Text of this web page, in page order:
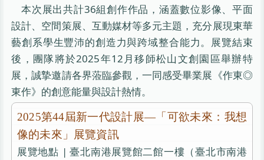
本次展出共計36組創作作品，涵蓋數位影像、平面
設計、空間策展、互動媒材等多元主題，充分展現東華
藝創系學生豐沛的創造力與跨域整合能力。展覽結束
後，團隊將於2025年12月移師松山文創園區舉辦特
展，誠摯邀請各界蒞臨參觀，一同感受畢業展《作東◎
東作》的創意能量與設計熱情。
2025第44屆新一代設計展—「可欲未來：我想
像的未來」展覽資訊
展覽地點 | 臺北南港展覽館二館一樓（臺北市南港